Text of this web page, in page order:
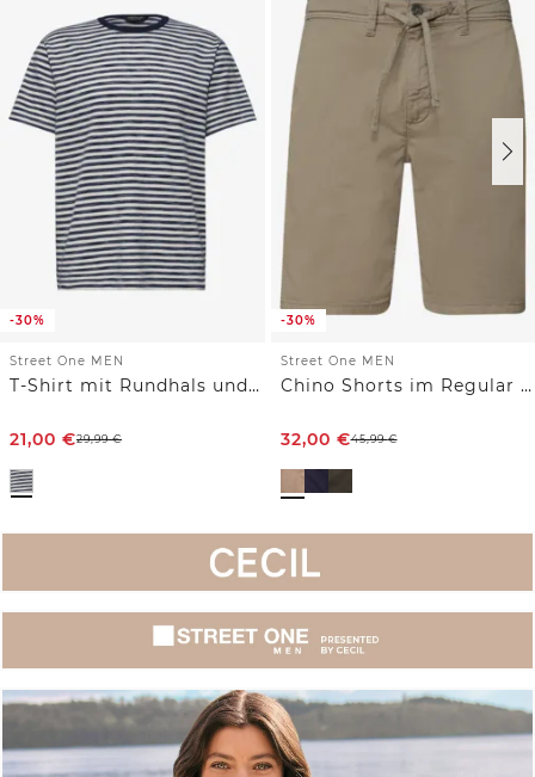
-30%
Street One MEN
T-Shirt mit Rundhals und Piquéstruktur
21,00 €29,99€
-30%
Street One MEN
Chino Shorts im Regular Fit
32,00 €45,99€